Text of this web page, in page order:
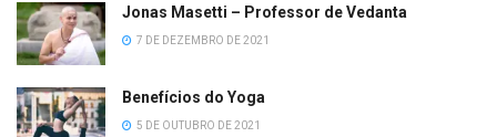
Jonas Masetti – Professor de Vedanta
7 DE DEZEMBRO DE 2021
Benefícios do Yoga
5 DE OUTUBRO DE 2021